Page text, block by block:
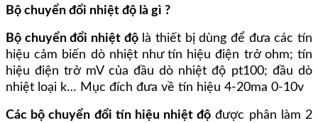
Bộ chuyển đổi nhiệt độ là gì ?
Bộ chuyển đổi nhiệt độlà thiết bị dùng để đưa các tín
hiệu cảm biến dò nhiệt như tín hiệu điện trở ohm; tín
hiệu điện trở mV của đầu dò nhiệt độ pt100; đầu dò
nhiệt loại k… Mục đích đưa về tín hiệu 4-20ma 0-10v
Các bộ chuyển đổi tín hiệu nhiệt độ được phân làm 2